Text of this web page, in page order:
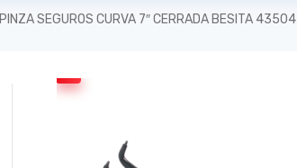
PINZA SEGUROS CURVA 7″ CERRADA BESITA 43504